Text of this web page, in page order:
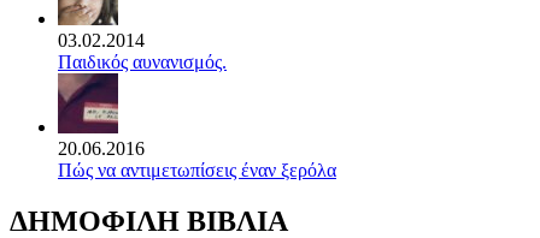
03.02.2014
Παιδικός αυνανισμός.
20.06.2016
Πώς να αντιμετωπίσεις έναν ξερόλα
ΔΗΜΟΦΙΛΗ ΒΙΒΛΙΑ